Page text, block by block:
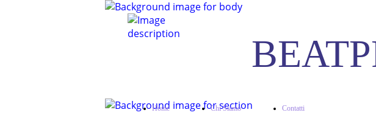
Home Chi Siamo Contatti